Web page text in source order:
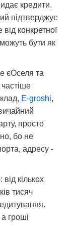
кредити.
підтверджує
конкретної
бути як
єОселя та
E‑groshi,
просто
бо не
адресу -
кількох
тисяч
а гроші